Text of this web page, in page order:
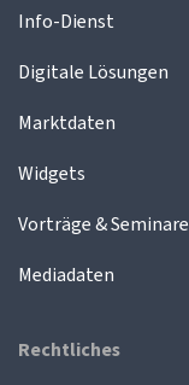
Info-Dienst
Digitale Lösungen
Marktdaten
Widgets
Vorträge & Seminare
Mediadaten
Rechtliches